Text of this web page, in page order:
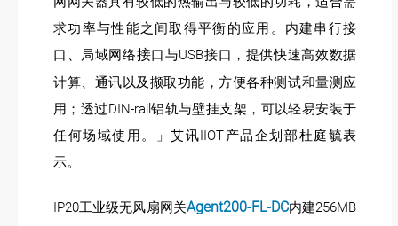
求功率与性能之间取得平衡的应用。内建串行接
口、局域网络接口与USB接口，提供快速高效数据
计算、通讯以及撷取功能，方便各种测试和量测应
用；透过DIN-rail铝轨与壁挂支架，可以轻易安装于
任何场域使用。」艾讯IIOT产品企划部杜庭毓表
示。
IP20工业级无风扇网关Agent200-FL-DC内建256MB